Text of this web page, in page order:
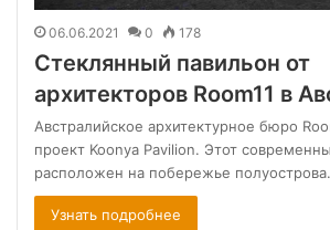
06.06.2021 0 178
Стеклянный павильон от
архитекторов Room11 в
Австралийское архитектурное бюро
проект Koonya Pavilion. Этот
расположен на побережье
Узнать подробнее